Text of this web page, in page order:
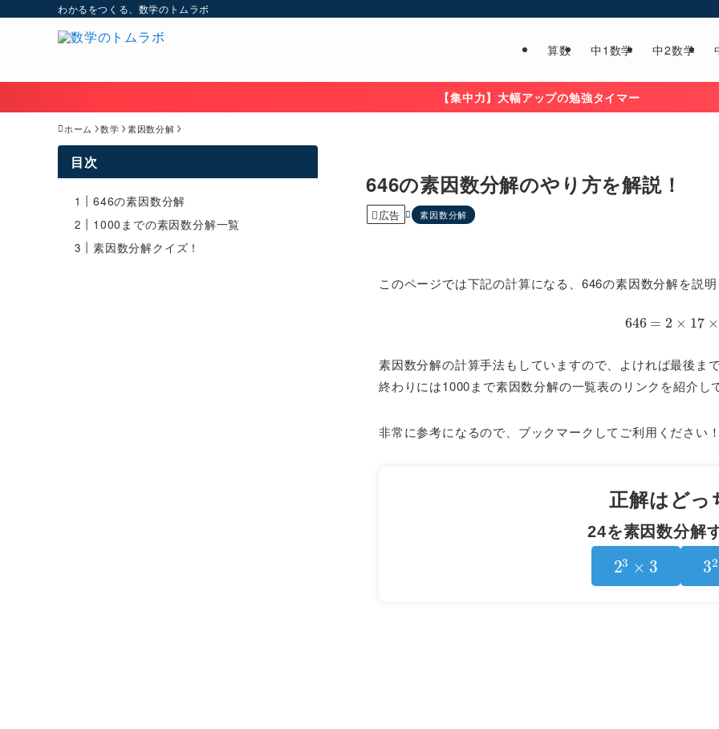
わかるをつくる、数学のトムラボ
算数 中1数学 中2数学
【集中力】大幅アップの勉強タイマー
ホーム 数学 素因数分解
646の素因数分解のやり方を解説！
広告 素因数分解
このページでは下記の計算になる、646の素因数分解を説明
646=2 × 17×
素因数分解の計算手法もしていますので、よければ最後ま
終わりには1000まで素因数分解の一覧表のリンクを紹介し
非常に参考になるので、ブックマークしてご利用ください！
正解はどっ
24を素因数分解
23 3 32
目次
646の素因数分解
1000までの素因数分解一覧
素因数分解クイズ！